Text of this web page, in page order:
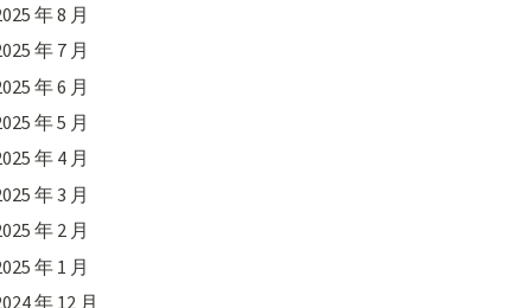
年 8 月
年 7 月
年 6 月
年 5 月
年 4 月
年 3 月
年 2 月
年 1 月
年 12 月